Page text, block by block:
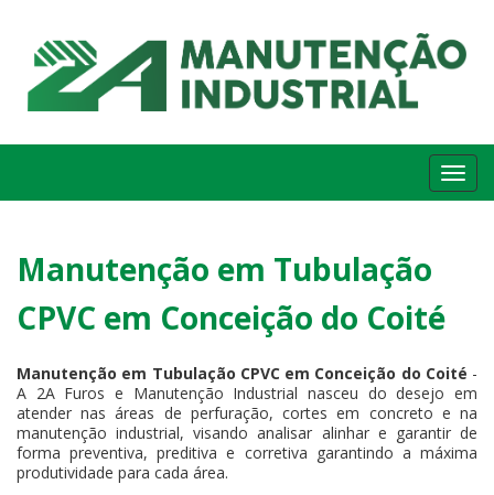
Manutenção em Tubulação
CPVC em Conceição do Coité
Manutenção em Tubulação CPVC em Conceição do Coité -
A 2A Furos e Manutenção Industrial nasceu do desejo em
atender nas áreas de perfuração, cortes em concreto e na
manutenção industrial, visando analisar alinhar e garantir de
forma preventiva, preditiva e corretiva garantindo a máxima
produtividade para cada área.